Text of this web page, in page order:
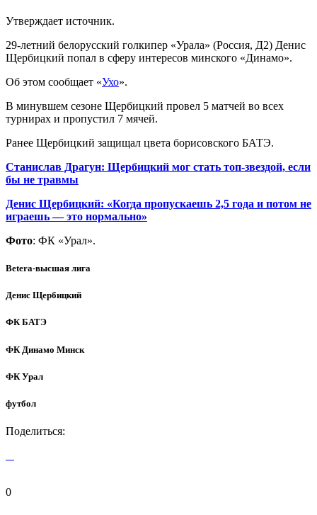
Утверждает источник.
29-летний белорусский голкипер «Урала» (Россия, Д2) Денис
Щербицкий попал в сферу интересов минского «Динамо».
Об этом сообщает «Ухо».
В минувшем сезоне Щербицкий провел 5 матчей во всех
турнирах и пропустил 7 мячей.
Ранее Щербицкий защищал цвета борисовского БАТЭ.
Станислав Драгун: Щербицкий мог стать топ-звездой, если
бы не травмы
Денис Щербицкий: «Когда пропускаешь 2,5 года и потом не
играешь — это нормально»
Фото: ФК «Урал».
Betera-высшая лига
Денис Щербицкий
ФК БАТЭ
ФК Динамо Минск
ФК Урал
футбол
Поделиться:
0